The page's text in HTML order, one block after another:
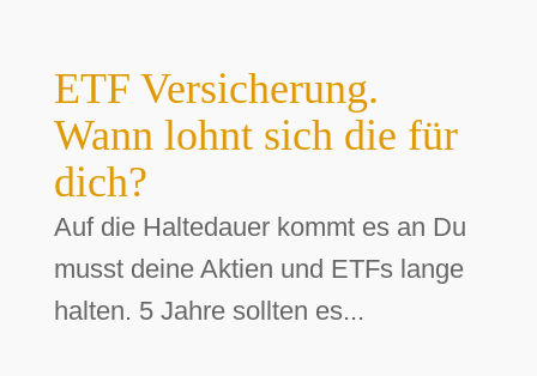
ETF Versicherung.
Wann lohnt sich die für
dich?
Auf die Haltedauer kommt es an Du
musst deine Aktien und ETFs lange
halten. 5 Jahre sollten es...